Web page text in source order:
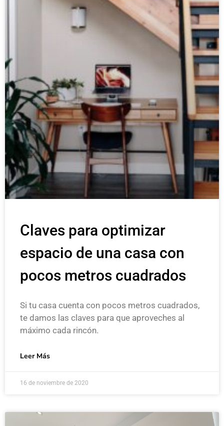
Claves para optimizar
espacio de una casa con
pocos metros cuadrados
Si tu casa cuenta con pocos metros cuadrados,
te damos las claves para que aproveches al
máximo cada rincón.
Leer Más
16 de noviembre de 2020